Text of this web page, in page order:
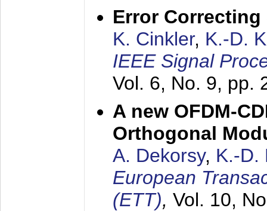
Error
K. Cinkler, K.-D.
IEEE Signal
Vol. 6, No. 9, pp.
A new OFDM-
Orthogonal
A. Dekorsy, K.-D.
European
(ETT), Vol. 10,